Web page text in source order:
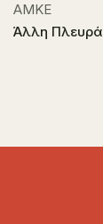
ΑΜΚΕ
Άλλη Πλευρά